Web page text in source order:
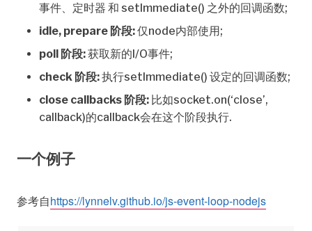
事件、定时器 和 setImmediate() 之外的回调函数;
idle, prepare 阶段:仅node内部使用;
poll 阶段:获取新的I/O事件;
check 阶段:执行setImmediate() 设定的回调函数;
close callbacks 阶段: 比如socket.on(‘close’,
callback)的callback会在这个阶段执行.
一个例子
参考自https://lynnelv.github.io/js-event-loop-nodejs